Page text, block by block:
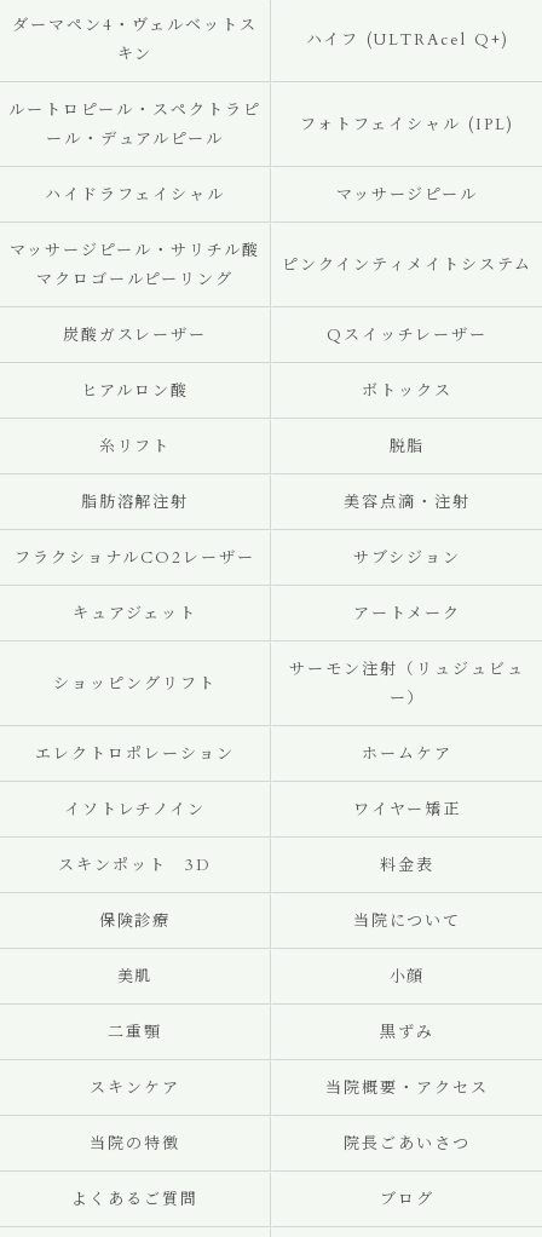
ダーマペン4・ヴェルベットス
キン
ハイフ (ULTRAcel Q+)
ルートロピール・スペクトラピ
ール・デュアルピール
フォトフェイシャル (IPL)
ハイドラフェイシャル マッサージピール
マッサージピール・サリチル酸
マクロゴールピーリング
ピンクインティメイトシステム
炭酸ガスレーザー Qスイッチレーザー
ヒアルロン酸 ボトックス
糸リフト 脱脂
脂肪溶解注射 美容点滴・注射
フラクショナルCO2レーザー サブシジョン
キュアジェット アートメーク
ショッピングリフト
サーモン注射（リュジュビュ
ー）
エレクトロポレーション ホームケア
イソトレチノイン ワイヤー矯正
スキンポット 3D 料金表
保険診療 当院について
美肌 小顔
二重顎 黒ずみ
スキンケア 当院概要・アクセス
当院の特徴 院長ごあいさつ
よくあるご質問 ブログ